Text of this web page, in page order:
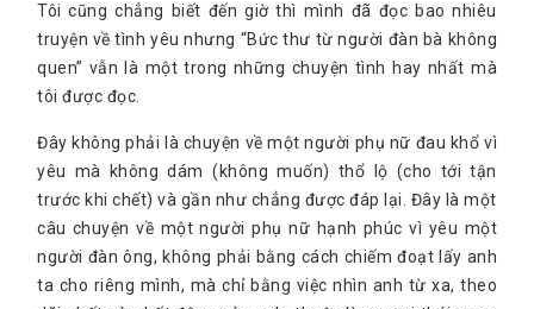
Tôi cũng chẳng biết đến giờ thì mình đã đọc bao nhiêu
truyện về tình yêu nhưng “Bức thư từ người đàn bà không
quen” vẫn là một trong những chuyện tình hay nhất mà
tôi được đọc.
Đây không phải là chuyện về một người phụ nữ đau khổ vì
yêu mà không dám (không muốn) thổ lộ (cho tới tận
trước khi chết) và gần như chẳng được đáp lại. Đây là một
câu chuyện về một người phụ nữ hạnh phúc vì yêu một
người đàn ông, không phải bằng cách chiếm đoạt lấy anh
ta cho riêng mình, mà chỉ bằng việc nhìn anh từ xa, theo